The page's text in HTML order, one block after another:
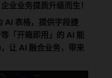
业业务提质升级而生！
AI 表格，提供字段捷
「开箱即用」的 AI 能
让 AI 融合业务，带来